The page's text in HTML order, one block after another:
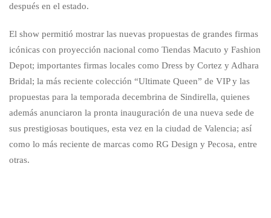
después en el estado.
El show permitió mostrar las nuevas propuestas de grandes firmas
icónicas con proyección nacional como Tiendas Macuto y Fashion
Depot; importantes firmas locales como Dress by Cortez y Adhara
Bridal; la más reciente colección “Ultimate Queen” de VIP y las
propuestas para la temporada decembrina de Sindirella, quienes
además anunciaron la pronta inauguración de una nueva sede de
sus prestigiosas boutiques, esta vez en la ciudad de Valencia; así
como lo más reciente de marcas como RG Design y Pecosa, entre
otras.